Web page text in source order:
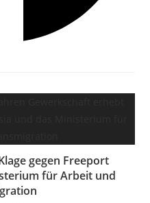
gegen Freeport
für Arbeit und